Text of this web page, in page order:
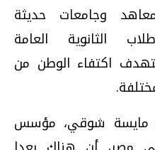
وجامعات حديثة
الثانوية العامة
اكتفاء الوطن من
مايسة شوقي، مؤسس